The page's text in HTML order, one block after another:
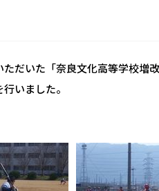
だいた「奈良文化高等学校増
いました。